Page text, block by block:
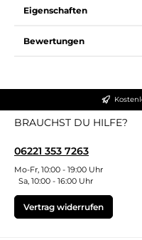
Eigenschaften
Bewertungen
BRAUCHST DU HILFE?
06221 353 7263
Mo-Fr, 10:00 - 19:00 Uhr
Sa, 10:00 - 16:00 Uhr
Vertrag widerrufen